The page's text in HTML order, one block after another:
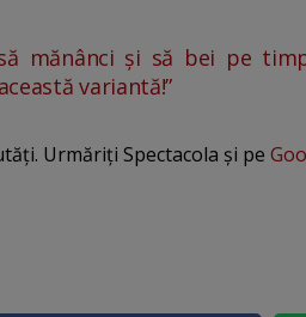
mănânci și să bei pe
variantă!”
Urmăriți Spectacola și pe